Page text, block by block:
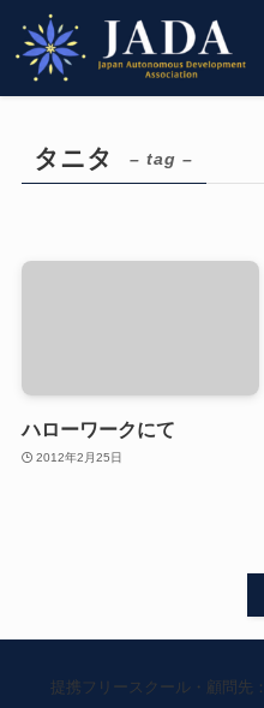
タニタ – tag –
ハローワークにて
2012年2月25日
提携フリースクール・顧問先：